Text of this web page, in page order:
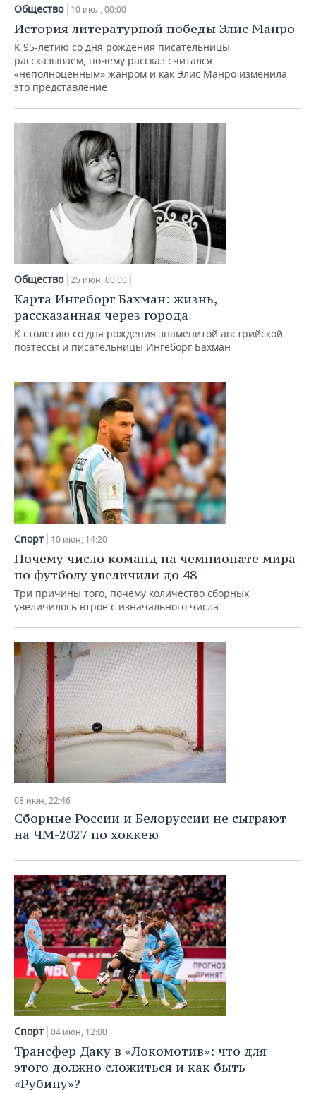
НЕФТЕХИМИЯ
НЕФТЬ
ОПК
РОЗНИЧНАЯ ТОРГОВЛЯ
ТРАНСПОРТ
УСЛУГИ
НОВОСТИ ТЕХНОЛОГИЙ
IT
МЕДИА
ТЕЛЕКОММУНИКАЦИИ
МЕРОПРИЯТИЯ
НОВОСТИ МЕРОПРИЯТИЙ
ВЫЕЗДНАЯ РЕДАКЦИЯ
БИЗНЕС-БРАНЧИ
ONLINE-КОНФЕРЕНЦИИ
ОТКРЫТАЯ ЛЕКЦИЯ
СПОРТ
НОВОСТИ СПОРТА
ФУТБОЛ
ХОККЕЙ
БАСКЕТБОЛ
ВОЛЕЙБОЛ
КИБЕРСПОРТ
ФИГУРНОЕ КАТАНИЕ
ВОДНЫЕ ВИДЫ СПОРТА
ХОККЕЙ С МЯЧОМ
ОБЩЕСТВО
НОВОСТИ ОБЩЕСТВА
ИНФРАСТРУКТУРА
ИСТОРИЯ
КУЛЬТУРА
МЕДИЦИНА
ОБРАЗОВАНИЕ
ПРОИСШЕСТВИЯ
ФОТОГАЛЕРЕЯ
СЮЖЕТЫ
СПРАВОЧНИК
СПИСОК ПЕРСОН
СПИСОК КОМПАНИЙ
ПОЛНАЯ ВЕРСИЯ
Общество 10 июл, 00:00
История литературной победы Элис Манро
К 95-летию со дня рождения писательницы
рассказываем, почему рассказ считался
«неполноценным» жанром и как Элис Манро изменила
это представление
Общество 25 июн, 00:00
Карта Ингеборг Бахман: жизнь,
рассказанная через города
К столетию со дня рождения знаменитой австрийской
поэтессы и писательницы Ингеборг Бахман
Спорт 10 июн, 14:20
Почему число команд на чемпионате мира
по футболу увеличили до 48
Три причины того, почему количество сборных
увеличилось втрое с изначального числа
08 июн, 22:46
Сборные России и Белоруссии не сыграют
на ЧМ-2027 по хоккею
Спорт 04 июн, 12:00
Трансфер Даку в «Локомотив»: что для
этого должно сложиться и как быть
«Рубину»?